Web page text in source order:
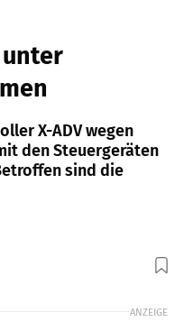
X-ADV wegen
den Steuergeräten
sind die
Foto: Honda
ANZEIGE